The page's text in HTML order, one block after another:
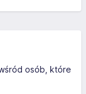
osób, które